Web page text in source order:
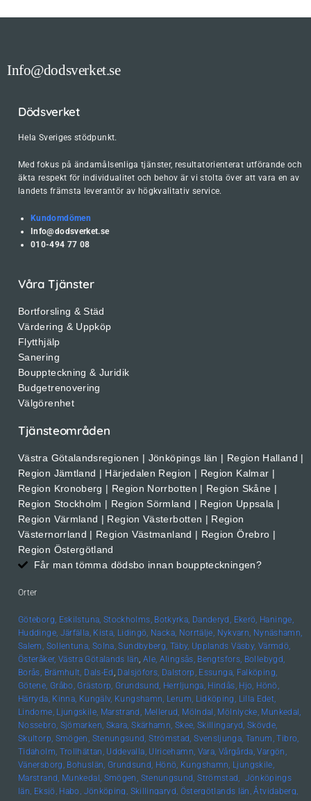
Info@dodsverket.se
Dödsverket
Hela Sveriges stödpunkt.
Med fokus på ändamålsenliga tjänster, resultatorienterat utförande och
äkta respekt för individualitet och behov är vi stolta över att vara en av
landets främsta leverantör av högkvalitativ service.
Kundomdömen
Info@dodsverket.se
010-494 77 08
Våra Tjänster
Bortforsling & Städ
Värdering & Uppköp
Flytthjälp
Sanering
Bouppteckning & Juridik
Budgetrenovering
Välgörenhet
Tjänsteområden
Västra Götalandsregionen | Jönköpings län | Region Halland |
Region Jämtland | Härjedalen Region | Region Kalmar |
Region Kronoberg | Region Norrbotten | Region Skåne |
Region Stockholm | Region Sörmland | Region Uppsala |
Region Värmland | Region Västerbotten | Region
Västernorrland | Region Västmanland | Region Örebro |
Region Östergötland
Får man tömma dödsbo innan bouppteckningen?
Orter
Göteborg, Eskilstuna, Stockholms, Botkyrka, Danderyd, Ekerö, Haninge,
Huddinge, Järfälla, Kista, Lidingö, Nacka, Norrtälje, Nykvarn, Nynäshamn,
Salem, Sollentuna, Solna, Sundbyberg, Täby, Upplands Väsby, Värmdö,
Österåker, Västra Götalands län, Ale, Alingsås, Bengtsfors, Bollebygd,
Borås, Brämhult, Dals-Ed , Dalsjöfors, Dalstorp, Essunga, Falköping,
Götene, Gråbo, Grästorp, Grundsund, Herrljunga, Hindås, Hjo, Hönö,
Härryda, Kinna, Kungälv, Kungshamn, Lerum, Lidköping, Lilla Edet,
Lindome, Ljungskile, Marstrand, Mellerud, Mölndal, Mölnlycke, Munkedal,
Nossebro, Sjömarken, Skara, Skärhamn, Skee, Skillingaryd, Skövde,
Skultorp, Smögen, Stenungsund, Strömstad, Svensljunga, Tanum, Tibro,
Tidaholm, Trollhättan, Uddevalla, Ulricehamn, Vara, Vårgårda, Vargön,
Vänersborg, Bohuslän, Grundsund, Hönö, Kungshamn, Ljungskile,
Marstrand, Munkedal, Smögen, Stenungsund, Strömstad, Jönköpings
län, Eksjö, Habo, Jönköping, Skillingaryd, Östergötlands län, Åtvidaberg,